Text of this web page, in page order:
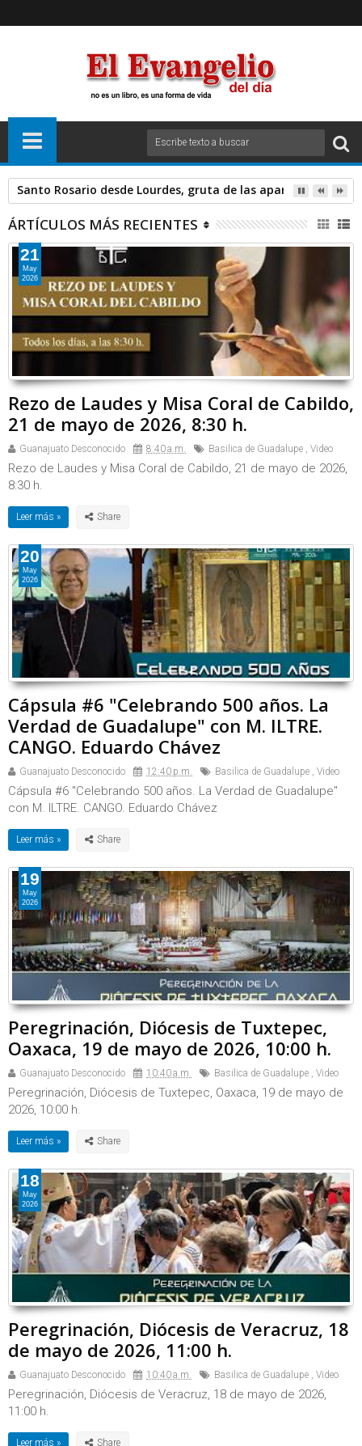
Santo Rosario desde Lourdes, gruta de las apariciones.
ÁRTÍCULOS MÁS RECIENTES
Rezo de Laudes y Misa Coral de Cabildo,
21 de mayo de 2026, 8:30 h.
Guanajuato Desconocido 8:40 a.m. Basilica de Guadalupe , Video
Rezo de Laudes y Misa Coral de Cabildo, 21 de mayo de 2026,
8:30 h.
Leer más »
21
May
2026
Cápsula #6 "Celebrando 500 años. La
Verdad de Guadalupe" con M. ILTRE.
CANGO. Eduardo Chávez
Guanajuato Desconocido 12:40 p.m. Basilica de Guadalupe , Video
Cápsula #6 "Celebrando 500 años. La Verdad de Guadalupe"
con M. ILTRE. CANGO. Eduardo Chávez
Leer más »
20
May
2026
Peregrinación, Diócesis de Tuxtepec,
Oaxaca, 19 de mayo de 2026, 10:00 h.
Guanajuato Desconocido 10:40 a.m. Basilica de Guadalupe , Video
Peregrinación, Diócesis de Tuxtepec, Oaxaca, 19 de mayo de
2026, 10:00 h.
Leer más »
19
May
2026
Peregrinación, Diócesis de Veracruz, 18
de mayo de 2026, 11:00 h.
Guanajuato Desconocido 10:40 a.m. Basilica de Guadalupe , Video
Peregrinación, Diócesis de Veracruz, 18 de mayo de 2026,
11:00 h.
Leer más »
18
May
2026